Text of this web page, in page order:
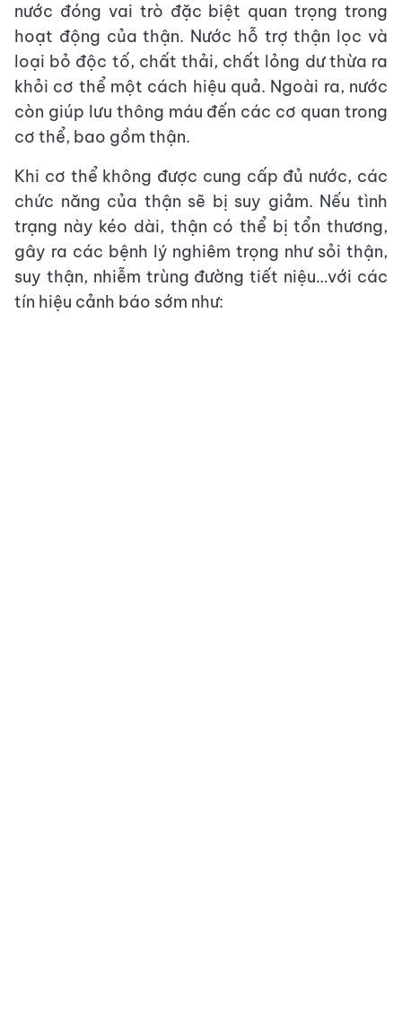
nước đóng vai trò đặc biệt quan trọng trong
hoạt động của thận. Nước hỗ trợ thận lọc và
loại bỏ độc tố, chất thải, chất lỏng dư thừa ra
khỏi cơ thể một cách hiệu quả. Ngoài ra, nước
còn giúp lưu thông máu đến các cơ quan trong
cơ thể, bao gồm thận.
Khi cơ thể không được cung cấp đủ nước, các
chức năng của thận sẽ bị suy giảm. Nếu tình
trạng này kéo dài, thận có thể bị tổn thương,
gây ra các bệnh lý nghiêm trọng như sỏi thận,
suy thận, nhiễm trùng đường tiết niệu…với các
tín hiệu cảnh báo sớm như: